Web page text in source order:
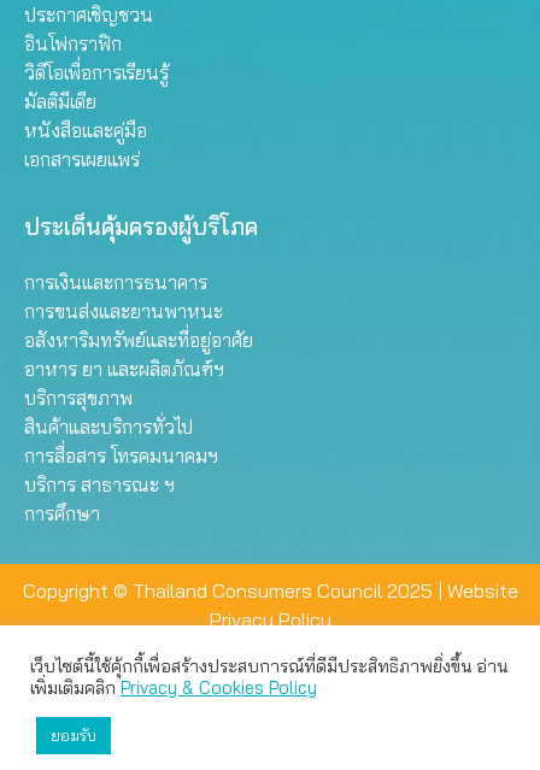
ประกาศเชิญชวน
อินโฟกราฟิก
วิดีโอเพื่อการเรียนรู้
มัลติมีเดีย
หนังสือและคู่มือ
เอกสารเผยแพร่
ประเด็นคุ้มครองผู้บริโภค
การเงินและการธนาคาร
การขนส่งและยานพาหนะ
อสังหาริมทรัพย์และที่อยู่อาศัย
อาหาร ยา และผลิตภัณฑ์ฯ
บริการสุขภาพ
สินค้าและบริการทั่วไป
การสื่อสาร โทรคมนาคมฯ
บริการ สาธารณะ ฯ
การศึกษา
Copyright © Thailand Consumers Council 2025 | Website
Privacy Policy
เว็บไซต์นี้ใช้คุ้กกี้เพื่อสร้างประสบการณ์ที่ดีมีประสิทธิภาพยิ่งขึ้น อ่าน
เพิ่มเติมคลิกPrivacy & Cookies Policy
ยอมรับ
เว็บไซต์นี้ใช้คุกกี้เพื่อมอบประสบการณ์การใช้งานที่ดีให้แก่ท่าน คุณ
สามารถเลือกตั้งค่าความเป็นส่วนตัวได้
ยอมรับทั้งหมด